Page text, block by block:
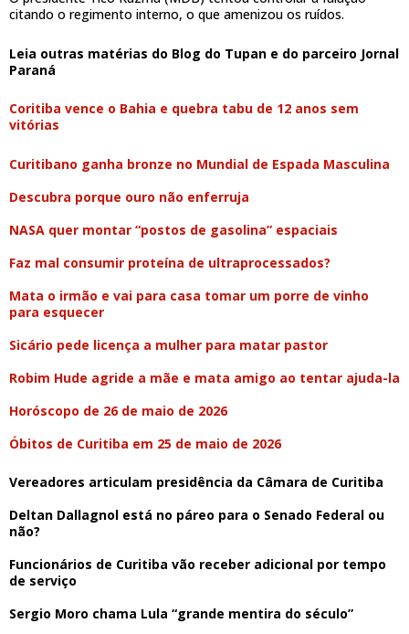
citando o regimento interno, o que amenizou os ruídos.
Leia outras matérias do Blog do Tupan e do parceiro Jornal
Paraná
Coritiba vence o Bahia e quebra tabu de 12 anos sem
vitórias
Curitibano ganha bronze no Mundial de Espada Masculina
Descubra porque ouro não enferruja
NASA quer montar “postos de gasolina” espaciais
Faz mal consumir proteína de ultraprocessados?
Mata o irmão e vai para casa tomar um porre de vinho
para esquecer
Sicário pede licença a mulher para matar pastor
Robim Hude agride a mãe e mata amigo ao tentar ajuda-la
Horóscopo de 26 de maio de 2026
Óbitos de Curitiba em 25 de maio de 2026
Vereadores articulam presidência da Câmara de Curitiba
Deltan Dallagnol está no páreo para o Senado Federal ou
não?
Funcionários de Curitiba vão receber adicional por tempo
de serviço
Sergio Moro chama Lula “grande mentira do século”